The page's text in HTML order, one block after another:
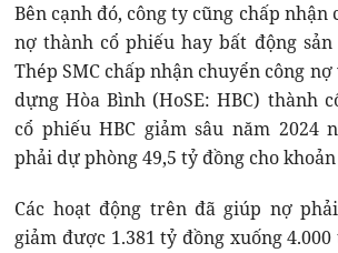
Bên cạnh đó, công ty cũng chấp nhận
nợ thành cổ phiếu hay bất động
Thép SMC chấp nhận chuyển công
dựng Hòa Bình (HoSE: HBC) thành
cổ phiếu HBC giảm sâu năm 2024
phải dự phòng 49,5 tỷ đồng cho
Các hoạt động trên đã giúp nợ
giảm được 1.381 tỷ đồng xuống